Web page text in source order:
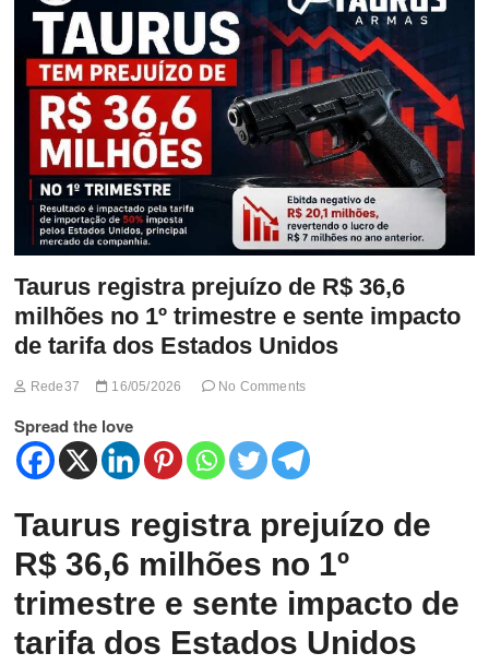
t
n
Taurus registra prejuízo de R$ 36,6
milhões no 1º trimestre e sente impacto
de tarifa dos Estados Unidos
Rede37 16/05/2026 No Comments
Spread the love
Taurus registra prejuízo de
R$ 36,6 milhões no 1º
trimestre e sente impacto de
tarifa dos Estados Unidos